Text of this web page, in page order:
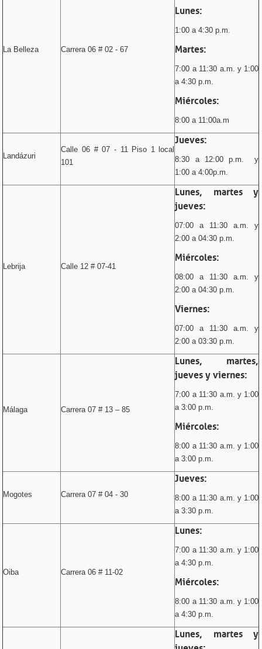
La Belleza Carrera 06 # 02 - 67
Lunes:
1:00 a 4:30 p.m.
Martes:
7:00 a 11:30 a.m. y 1:00
a 4:30 p.m.
Miércoles:
8:00 a 11:00a.m
Landázuri
Calle 06 # 07 - 11 Piso 1 local
101
Jueves:
8:30 a 12:00 p.m. y
1:00 a 4:00p.m.
Lebrija Calle 12 # 07-41
Lunes, martes y
jueves:
07:00 a 11:30 a.m. y
2:00 a 04:30 p.m.
Miércoles:
08:00 a 11:30 a.m. y
2:00 a 04:30 p.m.
Viernes:
07:00 a 11:30 a.m. y
2:00 a 03:30 p.m.
Málaga Carrera 07 # 13 – 85
Lunes, martes,
jueves y viernes:
7:00 a 11:30 a.m. y 1:00
a 3:00 p.m.
Miércoles:
8:00 a 11:30 a.m. y 1:00
a 3:00 p.m.
Mogotes Carrera 07 # 04 - 30
Jueves:
8:00 a 11:30 a.m. y 1:00
a 3:30 p.m.
Oiba Carrera 06 # 11-02
Lunes:
7:00 a 11:30 a.m. y 1:00
a 4:30 p.m.
Miércoles:
8:00 a 11:30 a.m. y 1:00
a 4:30 p.m.
Lunes, martes y